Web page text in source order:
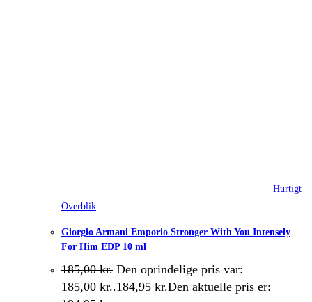
Hurtigt
Overblik
Giorgio Armani Emporio Stronger With You Intensely
For Him EDP 10 ml
185,00kr. Den oprindelige pris var:
185,00 kr..184,95 kr.Den aktuelle pris er: